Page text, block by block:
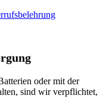
oder mit der
sind wir verpflichtet,